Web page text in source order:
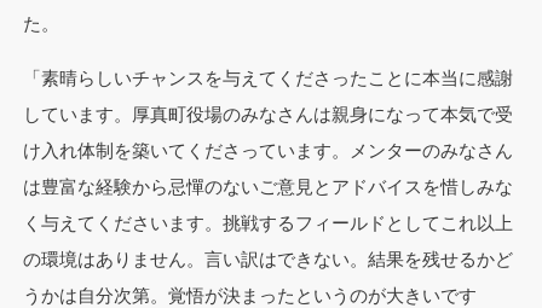
た。
「素晴らしいチャンスを与えてくださったことに本当に感謝
しています。厚真町役場のみなさんは親身になって本気で受
け入れ体制を築いてくださっています。メンターのみなさん
は豊富な経験から忌憚のないご意見とアドバイスを惜しみな
く与えてくださいます。挑戦するフィールドとしてこれ以上
の環境はありません。言い訳はできない。結果を残せるかど
うかは自分次第。覚悟が決まったというのが大きいです